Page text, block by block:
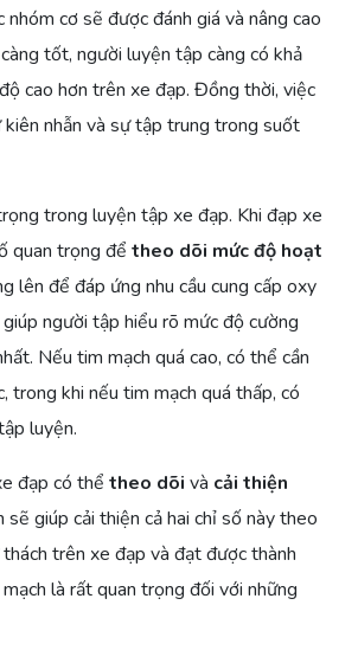
cơ sẽ được đánh giá và nâng cao
tốt, người luyện tập càng có khả
cao hơn trên xe đạp. Đồng thời, việc
nhẫn và sự tập trung trong suốt
trong luyện tập xe đạp. Khi đạp xe
quan trọng để theo dõi mức độ hoạt
lên để đáp ứng nhu cầu cung cấp oxy
người tập hiểu rõ mức độ cường
Nếu tim mạch quá cao, có thể cần
trong khi nếu tim mạch quá thấp, có
luyện.
đạp có thể theo dõi và cải thiện
giúp cải thiện cả hai chỉ số này theo
trên xe đạp và đạt được thành
là rất quan trọng đối với những